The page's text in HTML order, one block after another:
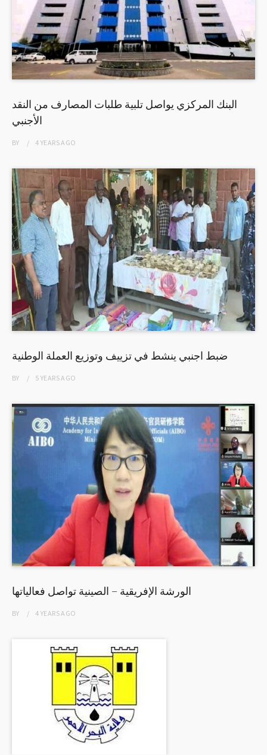
البنك المركزي يواصل تلبية طلبات المصارف من النقد
الأجنبي
BY 4 YEARSAGO
ضبط اجنبي ينشط في تزييف وتوزيع العملة الوطنية
BY 5 YEARSAGO
الورشة الإفريقية – الصينية تواصل فعالياتها
BY 4 YEARSAGO